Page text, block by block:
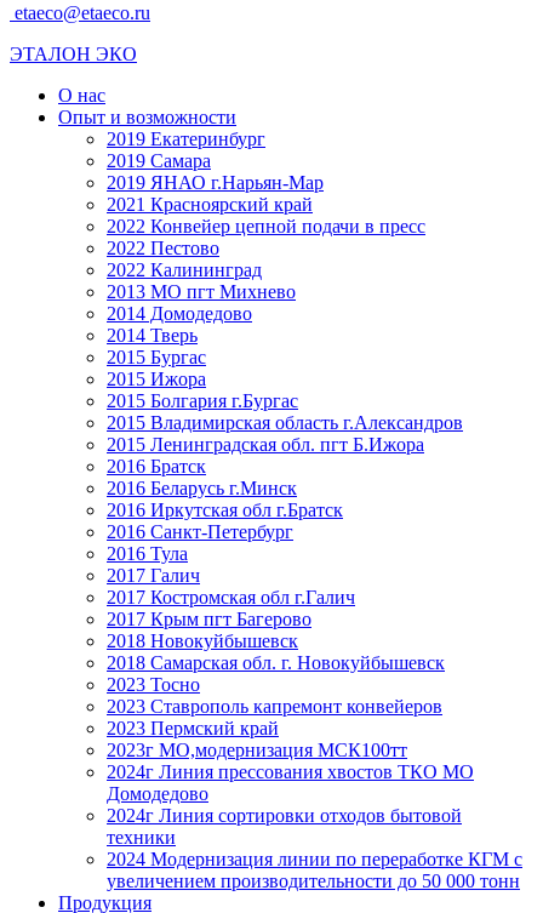
etaeco@etaeco.ru
ЭТАЛОН ЭКО
О нас
Опыт и возможности
2019 Екатеринбург
2019 Самара
2019 ЯНАО г.Нарьян-Мар
2021 Красноярский край
2022 Конвейер цепной подачи в пресс
2022 Пестово
2022 Калининград
2013 МО пгт Михнево
2014 Домодедово
2014 Тверь
2015 Бургас
2015 Ижора
2015 Болгария г.Бургас
2015 Владимирская область г.Александров
2015 Ленинградская обл. пгт Б.Ижора
2016 Братск
2016 Беларусь г.Минск
2016 Иркутская обл г.Братск
2016 Санкт-Петербург
2016 Тула
2017 Галич
2017 Костромская обл г.Галич
2017 Крым пгт Багерово
2018 Новокуйбышевск
2018 Самарская обл. г. Новокуйбышевск
2023 Тосно
2023 Ставрополь капремонт конвейеров
2023 Пермский край
2023г МО,модернизация МСК100тт
2024г Линия прессования хвостов ТКО МО
Домодедово
2024г Линия сортировки отходов бытовой
техники
2024 Модернизация линии по переработке КГМ с
увеличением производительности до 50 000 тонн
Продукция